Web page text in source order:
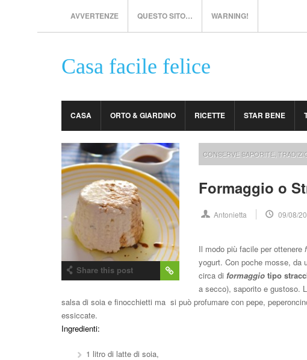
AVVERTENZE QUESTO SITO… WARNING!
Casa facile felice
CASA ORTO & GIARDINO RICETTE STAR BENE
Share this post
CONSERVE SAPORITE,
Formaggio o
Antonietta 09/08/
Il modo più facile per ottenere
yogurt. Con poche mosse, da
circa di formaggio tipo
a secco), saporito e gustoso.
salsa di soia e finocchietti ma si può profumare con pepe,
essiccate.
Ingredienti:
1 litro di latte di soia,